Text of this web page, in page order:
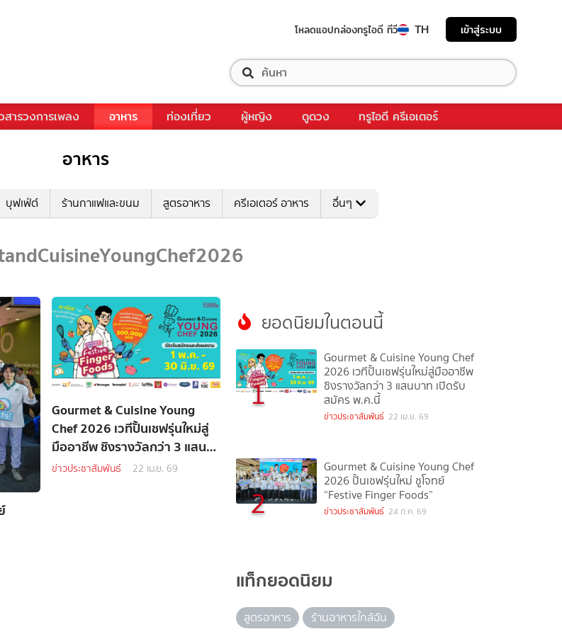
โหลดแอปกล่องทรูไอดี ทีวี TH เข้าสู่ระบบ
สารวงการเพลง อาหาร ท่องเที่ยว ผู้หญิง ดูดวง ทรูไอดี ครีเอเตอร์
อาหาร
บุฟเฟ่ต์ ร้านกาแฟและขนม สูตรอาหาร ครีเอเตอร์ อาหาร อื่นๆ
Gourmet & Cuisine Young
Chef 2026 เวทีปั้นเชฟรุ่นใหม่สู่
มืออาชีพ ชิงรางวัลกว่า 3 แสน
บาท เปิดรับสมัคร พ.ค.นี้
ข่าวประชาสัมพันธ์ 22 เม.ย. 69
ยอดนิยมในตอนนี้
1
Gourmet & Cuisine Young Chef
2026 เวทีปั้นเชฟรุ่นใหม่สู่มืออาชีพ
ชิงรางวัลกว่า 3 แสนบาท เปิดรับ
สมัคร พ.ค.นี้
ข่าวประชาสัมพันธ์ 22 เม.ย. 69
2
Gourmet & Cuisine Young Chef
2026 ปั้นเชฟรุ่นใหม่ ชูโจทย์
“Festive Finger Foods”
ข่าวประชาสัมพันธ์ 24 ก.ค. 69
แท็กยอดนิยม
สูตรอาหาร
ร้านอาหารใกล้ฉัน